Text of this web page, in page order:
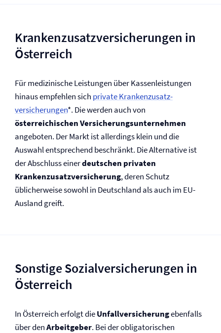
Krankenzusatz­versicherungen in
Österreich
Für medizinische Leistungen über Kassenleistungen
hinaus empfehlen sich private Krankenzusatz­
versicherungen*. Die werden auch von
österreichischen Versicherungs­unternehmen
angeboten. Der Markt ist allerdings klein und die
Auswahl entsprechend beschränkt. Die Alternative ist
der Abschluss einerdeutschen privaten
Krankenzusatz­versicherung, deren Schutz
üblicherweise sowohl in Deutschland als auch im EU-
Ausland greift.
Sonstige Sozial­versicherungen in
Österreich
In Österreich erfolgt dieUnfall­versicherungebenfalls
über denArbeitgeber. Bei der obligatorischen